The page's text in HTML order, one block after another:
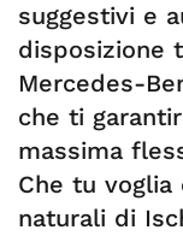
suggestivi e
disposizione
Mercedes-
che ti
massima
Che tu
naturali di